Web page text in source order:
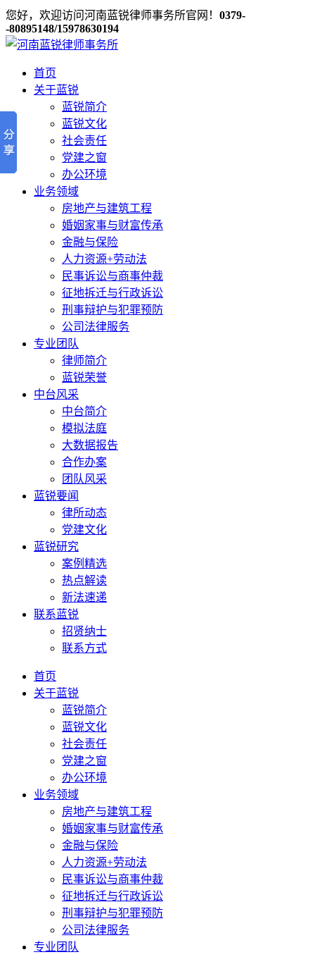
您好，欢迎访问河南蓝锐律师事务所官网！ 0379-
-80895148/15978630194
首页
关于蓝锐
蓝锐简介
蓝锐文化
社会责任
党建之窗
办公环境
业务领域
房地产与建筑工程
婚姻家事与财富传承
金融与保险
人力资源+劳动法
民事诉讼与商事仲裁
征地拆迁与行政诉讼
刑事辩护与犯罪预防
公司法律服务
专业团队
律师简介
蓝锐荣誉
中台风采
中台简介
模拟法庭
大数据报告
合作办案
团队风采
蓝锐要闻
律所动态
党建文化
蓝锐研究
案例精选
热点解读
新法速递
联系蓝锐
招贤纳士
联系方式
首页
关于蓝锐
蓝锐简介
蓝锐文化
社会责任
党建之窗
办公环境
业务领域
房地产与建筑工程
婚姻家事与财富传承
金融与保险
人力资源+劳动法
民事诉讼与商事仲裁
征地拆迁与行政诉讼
刑事辩护与犯罪预防
公司法律服务
专业团队